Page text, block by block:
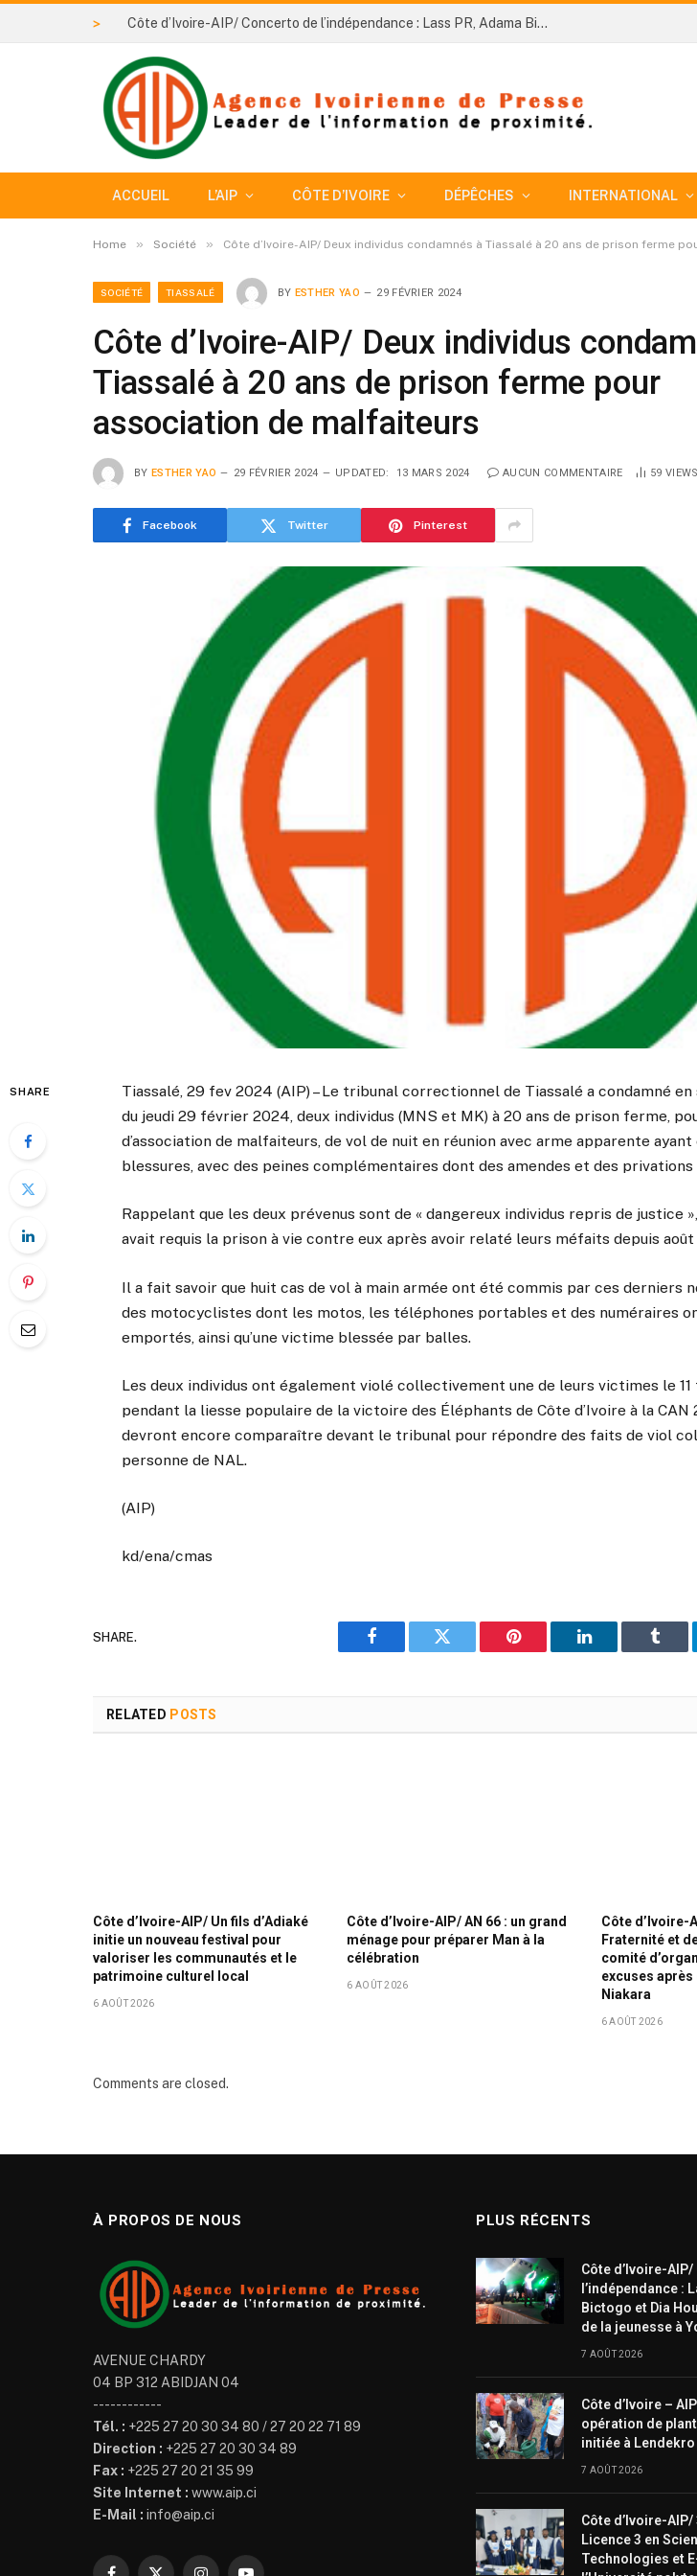
> Côte d’Ivoire-AIP/ Concerto de l’indépendance : Lass PR, Adama Bictogo et Dia Houphouët aux côtés de la jeunesse à Yopougon
ACCUEIL L’AIP CÔTE D’IVOIRE DÉPÊCHES INTERNATIONAL
Home » Société » Côte d’Ivoire-AIP/ Deux individus condamnés à Tiassalé à 20 ans de prison ferme
SOCIÉTÉ TIASSALÉ BY ESTHER YAO 29 FÉVRIER 2024
Côte d’Ivoire-AIP/ Deux individus
Tiassalé à 20 ans de prison ferme pour
association de malfaiteurs
BY ESTHER YAO 29 FÉVRIER 2024 UPDATED: 13 MARS 2024 AUCUN COMMENTAIRE 59 VIEWS
Facebook Twitter Pinterest
SHARE
Tiassalé, 29 fev 2024 (AIP) – Le tribunal correctionnel de Tiassalé a condamné en
du jeudi 29 février 2024, deux individus (MNS et MK) à 20 ans de prison ferme,
d’association de malfaiteurs, de vol de nuit en réunion avec arme apparente
blessures, avec des peines complémentaires dont des amendes et des
Rappelant que les deux prévenus sont de « dangereux individus repris de justice
avait requis la prison à vie contre eux après avoir relaté leurs méfaits depuis août
Il a fait savoir que huit cas de vol à main armée ont été commis par ces derniers
des motocyclistes dont les motos, les téléphones portables et des numéraires
emportés, ainsi qu’une victime blessée par balles.
Les deux individus ont également violé collectivement une de leurs victimes le 11
pendant la liesse populaire de la victoire des Éléphants de Côte d’Ivoire à la CAN
devront encore comparaître devant le tribunal pour répondre des faits de viol
personne de NAL.
(AIP)
kd/ena/cmas
SHARE.
Facebook Twitter Pinterest LinkedIn
RELATED POSTS
Côte d’Ivoire-AIP/ Un fils d’Adiaké
initie un nouveau festival pour
valoriser les communautés et le
patrimoine culturel local
6 AOÛT 2026
Côte d’Ivoire-AIP/ AN 66 : un grand
ménage pour préparer Man à la
célébration
6 AOÛT 2026
Côte d’Ivoire-
Fraternité et
comité
excuses
Niakara
6 AOÛT 2026
Comments are closed.
À PROPOS DE NOUS
AVENUE CHARDY
04 BP 312 ABIDJAN 04
------------
Tél. : +225 27 20 30 34 80 / 27 20 22 71 89
Direction : +225 27 20 30 34 89
Fax : +225 27 20 21 35 99
Site Internet : www.aip.ci
E-Mail : info@aip.ci
PLUS RÉCENTS
Côte d’Ivoire-
l’indépendance :
Bictogo et Dia
de la jeunesse à
7 AOÛT 2026
Côte d’Ivoire –
opération de
initiée à Lendekro
7 AOÛT 2026
Côte d’Ivoire-
Licence 3 en
Technologies et